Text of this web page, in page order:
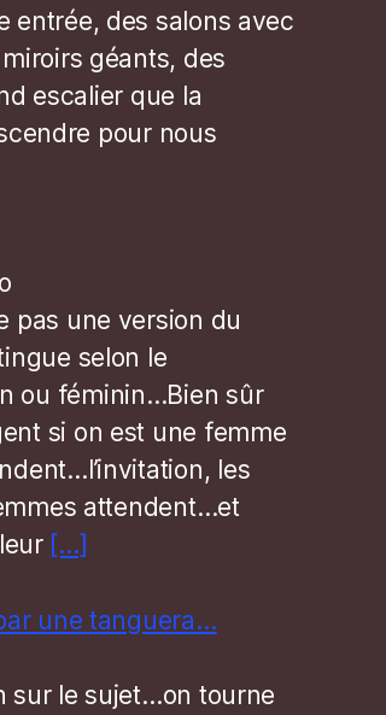
entrée, des salons avec
géants, des
escalier que la
pour nous
pas une version du
selon le
ou féminin…Bien sûr
si on est une femme
les
attendent…et
[…]
une tanguera…
sur le sujet…on tourne